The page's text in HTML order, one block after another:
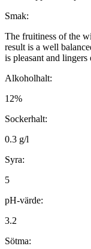
Smak:
The fruitiness of the
result is a well
is pleasant and
Alkoholhalt:
12%
Sockerhalt:
0.3 g/l
Syra:
5
pH-värde:
3.2
Sötma: